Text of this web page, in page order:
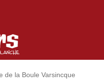
de la Boule Varsincque